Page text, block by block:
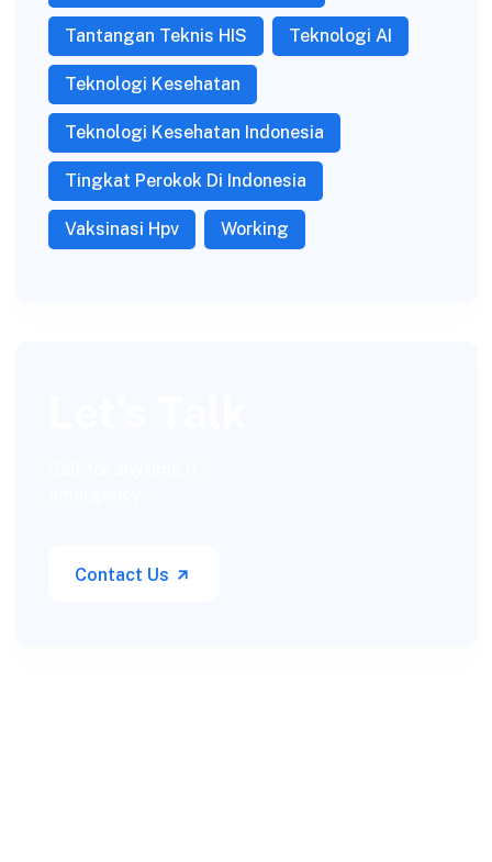
Tantangan Teknis HIS Teknologi AI
Teknologi Kesehatan
Teknologi Kesehatan Indonesia
Tingkat Perokok Di Indonesia
Vaksinasi Hpv Working
Contact Us